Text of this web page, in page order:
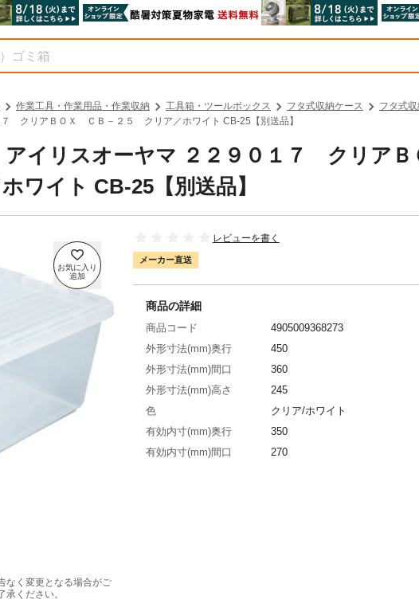
作業工具・作業用品・作業収納 工具箱・ツールボックス フタ式収納ケース
フタ式
７ クリアＢＯＸ ＣＢ－２５ クリア／ホワイト CB-25【別送品】
アイリスオーヤマ ２２９０１７ クリア
ワイト CB-25【別送品】
なく変更となる場合がご
ください。
レビューを書く
メーカー直送
商品の詳細
商品コード
4905009368273
外形寸法(mm)奥行
450
外形寸法(mm)間口
360
外形寸法(mm)高さ
245
色
クリア/ホワイト
有効内寸(mm)奥行
350
有効内寸(mm)間口
270